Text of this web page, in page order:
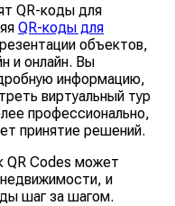
QR-коды для
QR-коды для
объектов,
и онлайн. Вы
информацию,
виртуальный тур
профессионально,
принятие решений.
QR Codes может
и
шаг за шагом.